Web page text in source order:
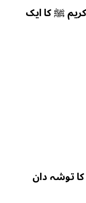
ﷺ کا ایک
توشہ دان